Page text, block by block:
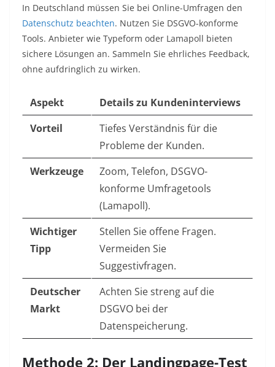
In Deutschland müssen Sie bei Online-Umfragen den
Datenschutz beachten. Nutzen Sie DSGVO-konforme
Tools. Anbieter wie Typeform oder Lamapoll bieten
sichere Lösungen an. Sammeln Sie ehrliches Feedback,
ohne aufdringlich zu wirken.
Aspekt
Details zu Kundeninterviews
Vorteil
Tiefes Verständnis für die
Probleme der Kunden.
Werkzeuge
Zoom, Telefon, DSGVO-
konforme Umfragetools
(Lamapoll).
Wichtiger
Tipp
Stellen Sie offene Fragen.
Vermeiden Sie
Suggestivfragen.
Deutscher
Markt
Achten Sie streng auf die
DSGVO bei der
Datenspeicherung.
Methode 2: Der Landingpage-Test